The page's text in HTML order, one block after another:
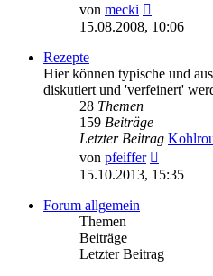
von mecki
Beitrag
15.08.2008, 10:06
Rezepte
Hier können typische und
diskutiert und 'verfeinert'
28 Themen
159 Beiträge
Letzter Beitrag
von pfeiffer
Beitrag
15.10.2013, 15:35
Forum allgemein
Themen
Beiträge
Letzter Beitrag